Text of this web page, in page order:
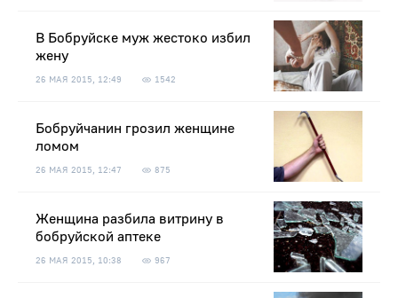
В Бобруйске муж жестоко избил
жену
26 МАЯ 2015, 12:49 1542
Бобруйчанин грозил женщине
ломом
26 МАЯ 2015, 12:47 875
Женщина разбила витрину в
бобруйской аптеке
26 МАЯ 2015, 10:38 967